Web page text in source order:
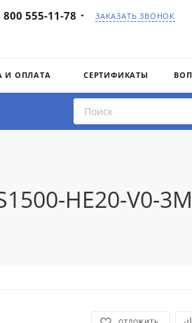
800 555-11-78 ЗАКАЗАТЬ ЗВОНОК
И ОПЛАТА СЕРТИФИКАТЫ
HE20-V0-